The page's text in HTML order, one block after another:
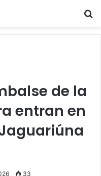
de la
entran en
33